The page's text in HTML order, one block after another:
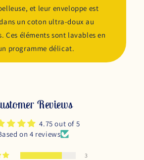
et leur enveloppe est
un coton ultra-doux au
Ces éléments sont lavables en
programme délicat.
Reviews
4.75 out of 5
on 4 reviews
3